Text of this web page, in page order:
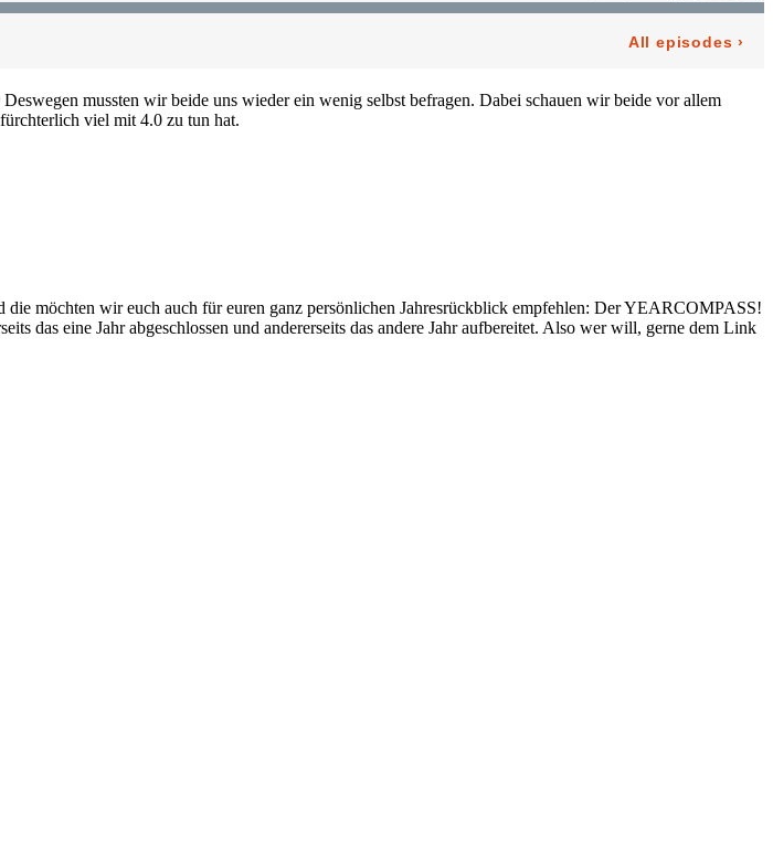
mussten wir beide uns wieder ein wenig selbst befragen. Dabei schauen wir beide vor allem
viel mit 4.0 zu tun hat.
möchten wir euch auch für euren ganz persönlichen Jahresrückblick empfehlen: Der YEARCOMPASS!
das eine Jahr abgeschlossen und andererseits das andere Jahr aufbereitet. Also wer will, gerne dem Link